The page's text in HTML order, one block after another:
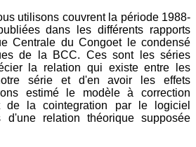
utilisons couvrent la période 1988-
dans les différents rapports
Centrale du Congoet le condensé
de la BCC. Ces sont les séries
la relation qui existe entre les
série et d'en avoir les effets
estimé le modèle à correction
de la cointegration par le logiciel
d'une relation théorique supposée